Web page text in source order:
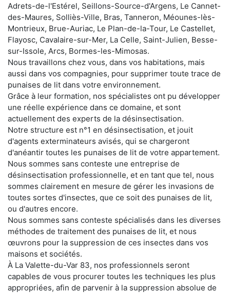
Adrets-de-l'Estérel, Seillons-Source-d'Argens, Le Cannet-
des-Maures, Solliès-Ville, Bras, Tanneron, Méounes-lès-
Montrieux, Brue-Auriac, Le Plan-de-la-Tour, Le Castellet,
Flayosc, Cavalaire-sur-Mer, La Celle, Saint-Julien, Besse-
sur-Issole, Arcs, Bormes-les-Mimosas.
Nous travaillons chez vous, dans vos habitations, mais
aussi dans vos compagnies, pour supprimer toute trace de
punaises de lit dans votre environnement.
Grâce à leur formation, nos spécialistes ont pu développer
une réelle expérience dans ce domaine, et sont
actuellement des experts de la désinsectisation.
Notre structure est n°1 en désinsectisation, et jouit
d'agents exterminateurs avisés, qui se chargeront
d'anéantir toutes les punaises de lit de votre appartement.
Nous sommes sans conteste une entreprise de
désinsectisation professionnelle, et en tant que tel, nous
sommes clairement en mesure de gérer les invasions de
toutes sortes d'insectes, que ce soit des punaises de lit,
ou d'autres encore.
Nous sommes sans conteste spécialisés dans les diverses
méthodes de traitement des punaises de lit, et nous
œuvrons pour la suppression de ces insectes dans vos
maisons et sociétés.
À La Valette-du-Var 83, nos professionnels seront
capables de vous procurer toutes les techniques les plus
appropriées, afin de parvenir à la suppression absolue de